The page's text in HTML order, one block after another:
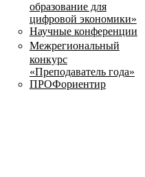
образование для
цифровой экономики»
Научные конференции
Межрегиональный
конкурс
«Преподаватель года»
ПРОФориентир